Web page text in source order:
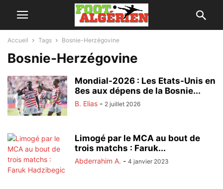
Accueil Tags Bosnie-Herzégovine
Bosnie-Herzégovine
Mondial-2026 : Les Etats-Unis en
8es aux dépens de la Bosnie...
B. Elias - 2 juillet 2026
Limogé par le MCA au bout de
trois matchs : Faruk...
Abderrahim A. - 4 janvier 2023